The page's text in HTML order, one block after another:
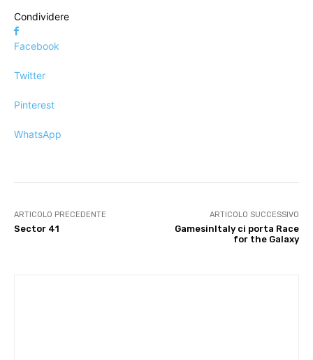
Condividere
Facebook
Twitter
Pinterest
WhatsApp
ARTICOLO PRECEDENTE
Sector 41
ARTICOLO SUCCESSIVO
GamesinItaly ci porta Race
for the Galaxy